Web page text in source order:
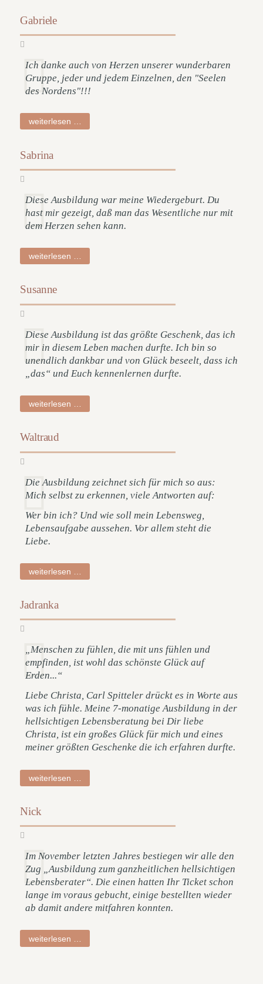
Gabriele
Ich danke auch von Herzen unserer wunderbaren
Gruppe, jeder und jedem Einzelnen, den "Seelen
des Nordens"!!!
weiterlesen …
Sabrina
Diese Ausbildung war meine Wiedergeburt. Du
hast mir gezeigt, daß man das Wesentliche nur mit
dem Herzen sehen kann.
weiterlesen …
Susanne
Diese Ausbildung ist das größte Geschenk, das ich
mir in diesem Leben machen durfte. Ich bin so
unendlich dankbar und von Glück beseelt, dass ich
„das“ und Euch kennenlernen durfte.
weiterlesen …
Waltraud
Die Ausbildung zeichnet sich für mich so aus:
Mich selbst zu erkennen, viele Antworten auf:
Wer bin ich? Und wie soll mein Lebensweg,
Lebensaufgabe aussehen. Vor allem steht die
Liebe.
weiterlesen …
Jadranka
„Menschen zu fühlen, die mit uns fühlen und
empfinden, ist wohl das schönste Glück auf
Erden...“
Liebe Christa, Carl Spitteler drückt es in Worte aus
was ich fühle. Meine 7-monatige Ausbildung in der
hellsichtigen Lebensberatung bei Dir liebe
Christa, ist ein großes Glück für mich und eines
meiner größten Geschenke die ich erfahren durfte.
weiterlesen …
Nick
Im November letzten Jahres bestiegen wir alle den
Zug „Ausbildung zum ganzheitlichen hellsichtigen
Lebensberater“. Die einen hatten Ihr Ticket schon
lange im voraus gebucht, einige bestellten wieder
ab damit andere mitfahren konnten.
weiterlesen …